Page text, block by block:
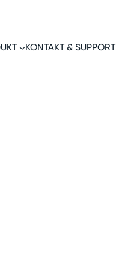
KONTAKT & SUPPORT